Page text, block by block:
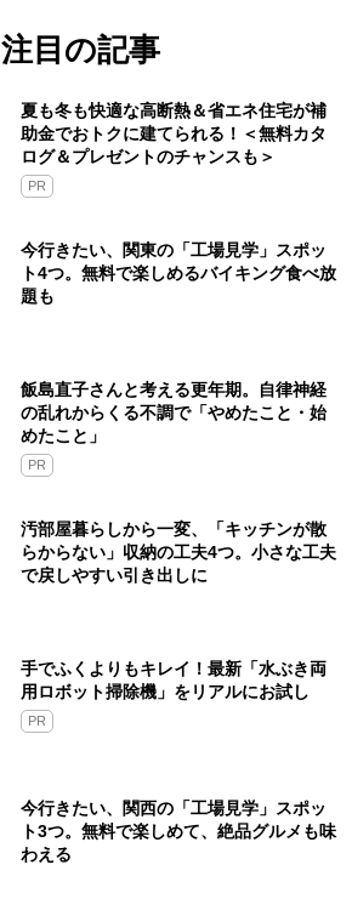
注目の記事
夏も冬も快適な高断熱＆省エネ住宅が補
助金でおトクに建てられる！＜無料カタ
ログ＆プレゼントのチャンスも＞
PR
今行きたい、関東の「工場見学」スポッ
ト4つ。無料で楽しめるバイキング食べ放
題も
飯島直子さんと考える更年期。自律神経
の乱れからくる不調で「やめたこと・始
めたこと」
PR
汚部屋暮らしから一変、「キッチンが散
らからない」収納の工夫4つ。小さな工夫
で戻しやすい引き出しに
手でふくよりもキレイ！最新「水ぶき両
用ロボット掃除機」をリアルにお試し
PR
今行きたい、関西の「工場見学」スポッ
ト3つ。無料で楽しめて、絶品グルメも味
わえる